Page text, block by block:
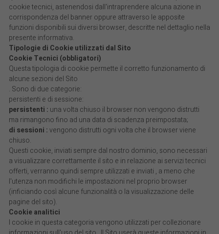
cookie tecnici, astenendosi dall'intraprendere alcuna azione in
corrispondenza del banner oppure attraverso le apposite
funzioni disponibili sui diversi browser, descritte nel dettaglio nella
presente informativa.
Tipologie di Cookie utilizzati dal Sito
Cookie Tecnici (obbligatori)
Questa tipologia di cookie permette il corretto funzionamento di
alcune sezioni del Sito
. Sono di due categorie:
persistenti e di sessione:
persistenti : una volta chiuso il browser non vengono distrutti
ma rimangono fino ad una data di scadenza preimpostata;
di sessioni :vengono distrutti ogni volta che il browser viene
chiuso.
Questi cookie, inviati sempre dal nostro dominio, sono necessari
a visualizzare correttamente il sito e in relazione ai servizi tecnici
offerti, verranno quindi sempre utilizzati e inviati , a meno che
l'utenza non modifichi le impostazioni nel proprio browser
(inficiando così alcune funzionalità o la visualizzazione delle
pagine del sito).
Cookie analitici
I cookie in questa categoria vengono utilizzati per collezionare